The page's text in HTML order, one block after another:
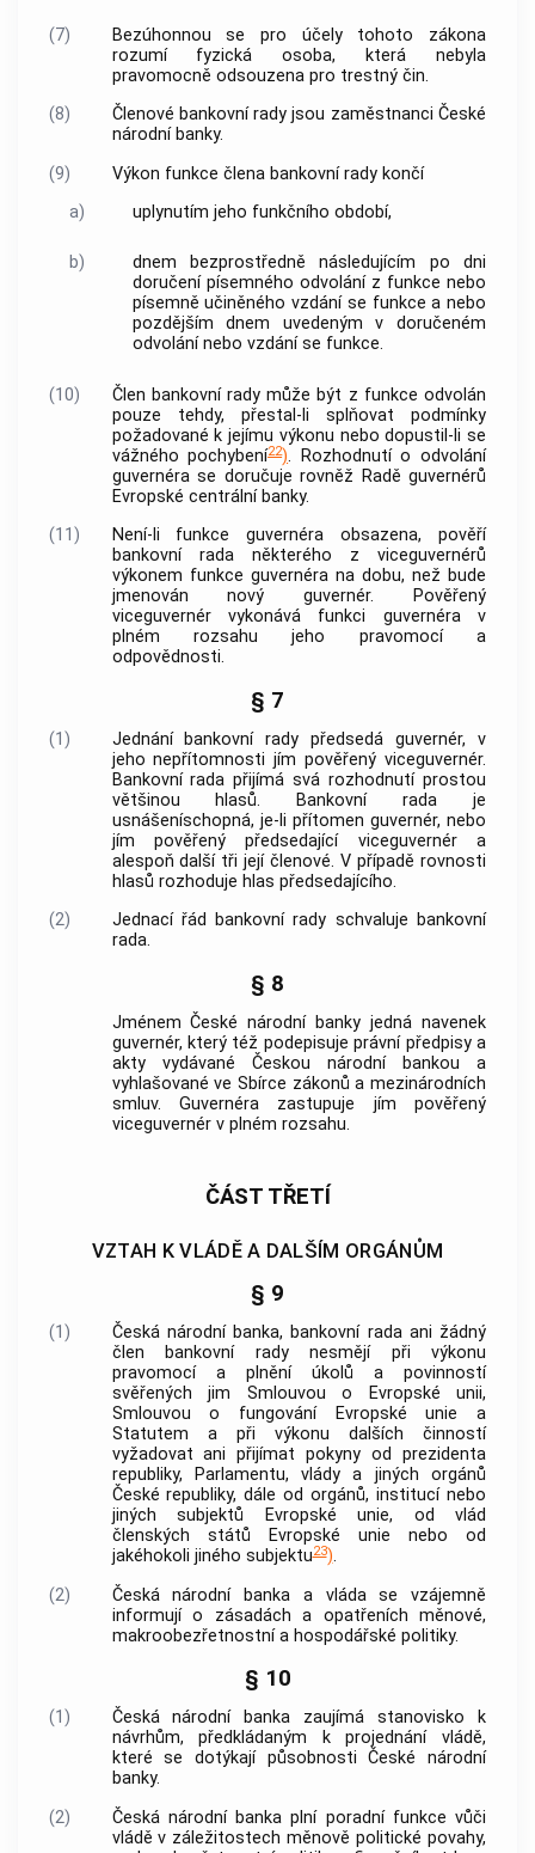
(7)
Bezúhonnou se pro účely tohoto zákona
rozumí fyzická osoba, která nebyla
pravomocně odsouzena pro trestný čin.
(8)
Členové bankovní rady jsou zaměstnanci České
národní banky.
(9)
Výkon funkce člena bankovní rady končí
a)
uplynutím jeho funkčního období,
b)
dnem bezprostředně následujícím po dni
doručení písemného odvolání z funkce nebo
písemně učiněného vzdání se funkce a nebo
pozdějším dnem uvedeným v doručeném
odvolání nebo vzdání se funkce.
(10)
Člen bankovní rady může být z funkce odvolán
pouze tehdy, přestal-li splňovat podmínky
požadované k jejímu výkonu nebo dopustil-li se
vážného pochybení22). Rozhodnutí o odvolání
guvernéra se doručuje rovněž Radě guvernérů
Evropské centrální banky.
(11)
Není-li funkce guvernéra obsazena, pověří
bankovní rada některého z viceguvernérů
výkonem funkce guvernéra na dobu, než bude
jmenován nový guvernér. Pověřený
viceguvernér vykonává funkci guvernéra v
plném rozsahu jeho pravomocí a
odpovědnosti.
§ 7
(1)
Jednání bankovní rady předsedá guvernér, v
jeho nepřítomnosti jím pověřený viceguvernér.
Bankovní rada přijímá svá rozhodnutí prostou
většinou hlasů. Bankovní rada je
usnášeníschopná, je-li přítomen guvernér, nebo
jím pověřený předsedající viceguvernér a
alespoň další tři její členové. V případě rovnosti
hlasů rozhoduje hlas předsedajícího.
(2)
Jednací řád bankovní rady schvaluje bankovní
rada.
§ 8
JménemČeské národní banky jedná navenek
guvernér, který též podepisuje právní předpisy a
akty vydávané Českou národní bankou a
vyhlašované ve Sbírce zákonů a mezinárodních
smluv. Guvernéra zastupuje jím pověřený
viceguvernér v plném rozsahu.
ČÁST TŘETÍ
VZTAH K VLÁDĚ A DALŠÍM ORGÁNŮM
§ 9
(1) Česká národní banka, bankovní rada ani žádný
člen bankovní rady nesmějí při výkonu
pravomocí a plnění úkolů a povinností
svěřených jim Smlouvou o Evropské unii,
Smlouvou o fungování Evropské unie a
Statutem a při výkonu dalších činností
vyžadovat ani přijímat pokyny od prezidenta
republiky, Parlamentu, vlády a jiných orgánů
České republiky, dále od orgánů, institucí nebo
jiných subjektů Evropské unie, od vlád
členských států Evropské unie nebo od
jakéhokoli jiného subjektu23).
(2)
Česká národní banka a vláda se vzájemně
informují o zásadách a opatřeních měnové,
makroobezřetnostní a hospodářské politiky.
§ 10
(1) Česká národní banka zaujímá stanovisko k
návrhům, předkládaným k projednání vládě,
které se dotýkají působnostiČeské národní
banky.
(2)
Česká národní banka plní poradní funkce vůči
vládě v záležitostech měnově politické povahy,